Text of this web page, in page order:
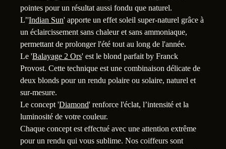
1
pointes pour un résultat aussi fondu que naturel.
L’'Indian Sun' apporte un effet soleil super-naturel grâce à
un éclaircissement sans chaleur et sans ammoniaque,
permettant de prolonger l'été tout au long de l'année.
Le 'Balayage 2 Ors' est le blond parfait by Franck
Provost. Cette technique est une combinaison délicate de
deux blonds pour un rendu polaire ou solaire, naturel et
sur-mesure.
Le concept 'Diamond' renforce l'éclat, l’intensité et la
luminosité de votre couleur.
Chaque concept est effectué avec une attention extrême
pour un rendu qui vous sublime. Nos coiffeurs sont